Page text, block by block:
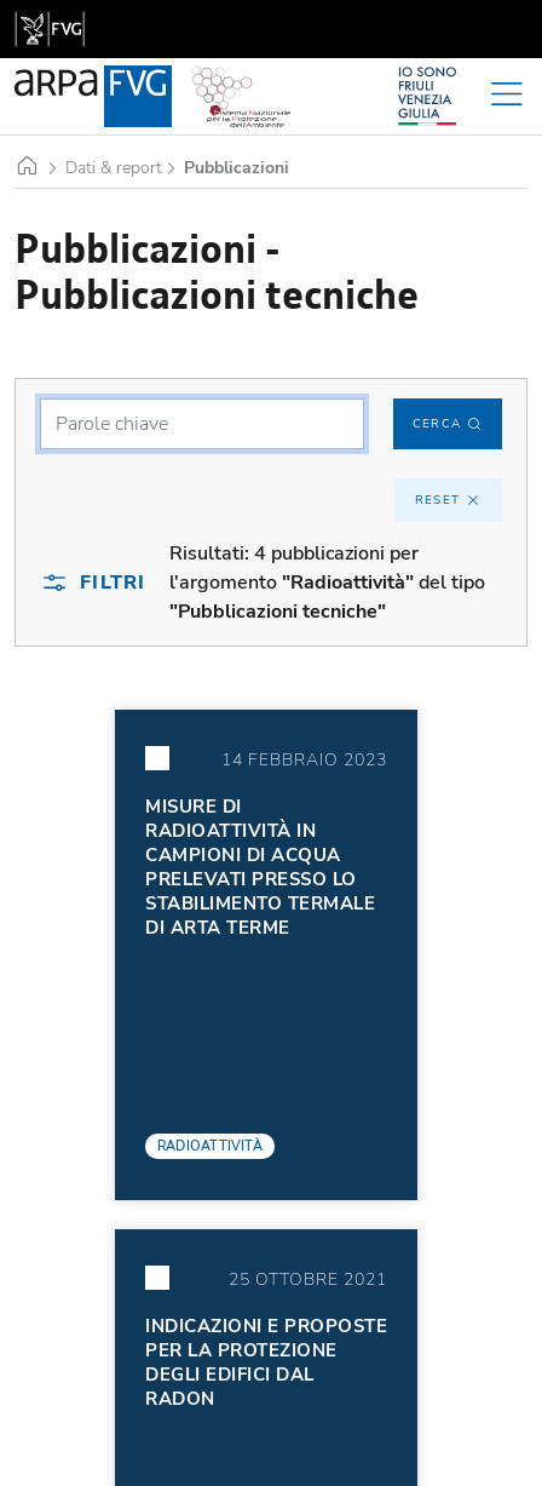
HomeDati & report Pubblicazioni
Pubblicazioni -
Pubblicazioni tecniche
CERCA
RESET
FILTRI
Risultati:4 pubblicazioni per
l'argomento"Radioattività"del tipo
"Pubblicazioni tecniche"
14 FEBBRAIO 2023
MISURE DI
RADIOATTIVITÀ IN
CAMPIONI DI ACQUA
PRELEVATI PRESSO LO
STABILIMENTO TERMALE
DI ARTA TERME
RADIOATTIVITÀ
25 OTTOBRE 2021
INDICAZIONI E PROPOSTE
PER LA PROTEZIONE
DEGLI EDIFICI DAL
RADON